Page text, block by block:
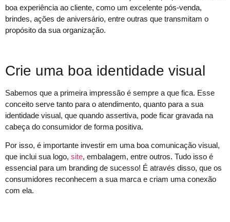
boa experiência ao cliente, como um excelente pós-venda,
brindes, ações de aniversário, entre outras que transmitam o
propósito da sua organização.
Crie uma boa identidade visual
Sabemos que a primeira impressão é sempre a que fica. Esse
conceito serve tanto para o atendimento, quanto para a sua
identidade visual, que quando assertiva, pode ficar gravada na
cabeça do consumidor de forma positiva.
Por isso, é importante investir em uma boa comunicação visual,
que inclui sua logo, site, embalagem, entre outros. Tudo isso é
essencial para um branding de sucesso! É através disso, que os
consumidores reconhecem a sua marca e criam uma conexão
com ela.